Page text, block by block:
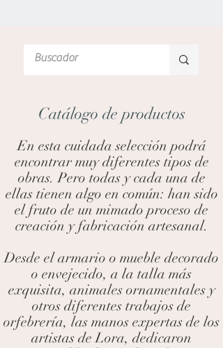
Catálogo de productos
En esta cuidada selección podrá
encontrar muy diferentes tipos de
obras. Pero todas y cada una de
ellas tienen algo en común: han sido
el fruto de un mimado proceso de
creación y fabricación artesanal.
Desde el armario o mueble decorado
o envejecido, a la talla más
exquisita, animales ornamentales y
otros diferentes trabajos de
orfebrería, las manos expertas de los
artistas de Lora, dedicaron